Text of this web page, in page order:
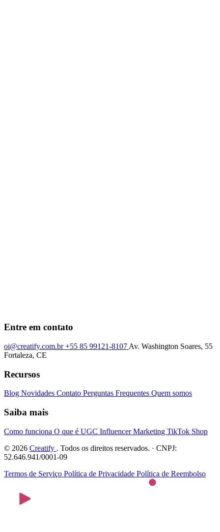
Entre em contato
oi@creatify.com.br+55 85 99121-8107 Av. Washington Soares, 55
Fortaleza, CE
Recursos
Blog Novidades Contato Perguntas Frequentes Quem somos
Saiba mais
Como funciona O que é UGC Influencer Marketing TikTok Shop
© 2026 Creatify . Todos os direitos reservados. · CNPJ:
52.646.941/0001-09
Termos de Serviço Política de Privacidade Política de Reembolso